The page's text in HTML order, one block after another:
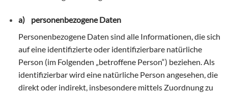
a) personenbezogene Daten
Personenbezogene Daten sind alle Informationen, die sich
auf eine identifizierte oder identifizierbare natürliche
Person (im Folgenden „betroffene Person“) beziehen. Als
identifizierbar wird eine natürliche Person angesehen, die
direkt oder indirekt, insbesondere mittels Zuordnung zu